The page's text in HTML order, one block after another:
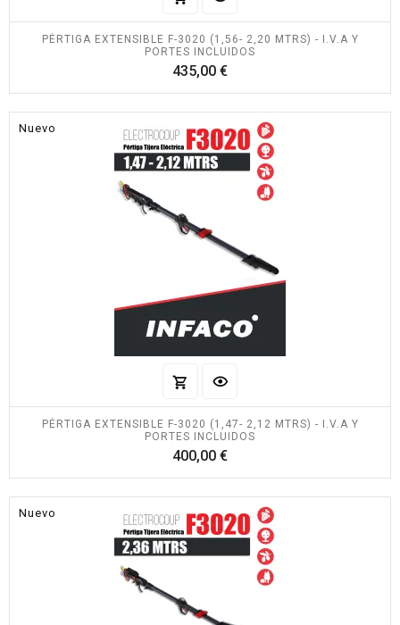
PÉRTIGA EXTENSIBLE F-3020 (1,56- 2,20 MTRS) - I.V.A Y
PORTES INCLUIDOS
435,00 €Precio
Nuevo
PÉRTIGA EXTENSIBLE F-3020 (1,47- 2,12 MTRS) - I.V.A Y
PORTES INCLUIDOS
400,00 €Precio
Nuevo